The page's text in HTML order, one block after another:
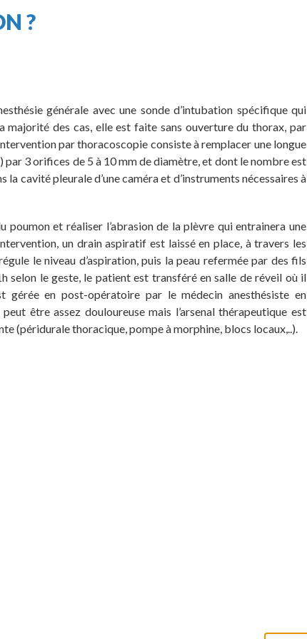
?
générale avec une sonde d’intubation spécifique qui
majorité des cas, elle est faite sans ouverture du thorax, par
par thoracoscopie consiste à remplacer une longue
3 orifices de 5 à 10 mm de diamètre, et dont le nombre est
cavité pleurale d’une caméra et d’instruments nécessaires à
et réaliser l’abrasion de la plèvre qui entrainera une
un drain aspiratif est laissé en place, à travers les
le niveau d’aspiration, puis la peau refermée par des fils
selon le geste, le patient est transféré en salle de réveil où il
gérée en post-opératoire par le médecin anesthésiste en
être assez douloureuse mais l’arsenal thérapeutique est
(péridurale thoracique, pompe à morphine, blocs locaux,..).